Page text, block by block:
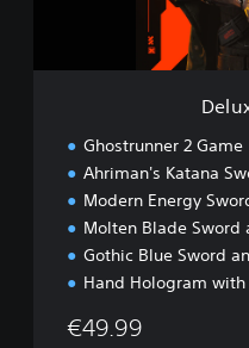
o
Ghostrunner 2 Game
Ahriman's Katana
Modern Energy
Molten Blade Sword
Gothic Blue Sword
Hand Hologram with
€49.99